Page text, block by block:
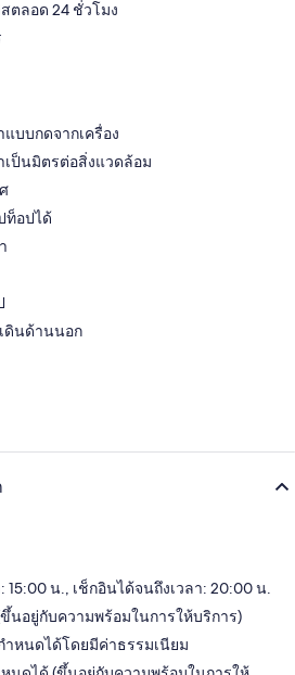
ตลอด 24 ชั่วโมง
บบกดจากเครื่อง
ป็นมิตรต่อสิ่งแวดล้อม
ท็อปได้
ดินด้านนอก
15:00 น., เช็กอินได้จนถึงเวลา: 20:00 น.
นอยู่กับความพร้อมในการให้บริการ)
ำหนดได้โดยมีค่าธรรมเนียม